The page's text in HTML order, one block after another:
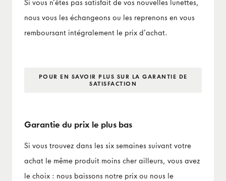
Si vous n’êtes pas satisfait de vos nouvelles lunettes,
nous vous les échangeons ou les reprenons en vous
remboursant intégralement le prix d’achat.
POUR EN SAVOIR PLUS SUR LA GARANTIE DE
SATISFACTION
Garantie du prix le plus bas
Si vous trouvez dans les six semaines suivant votre
achat le même produit moins cher ailleurs, vous avez
le choix : nous baissons notre prix ou nous le